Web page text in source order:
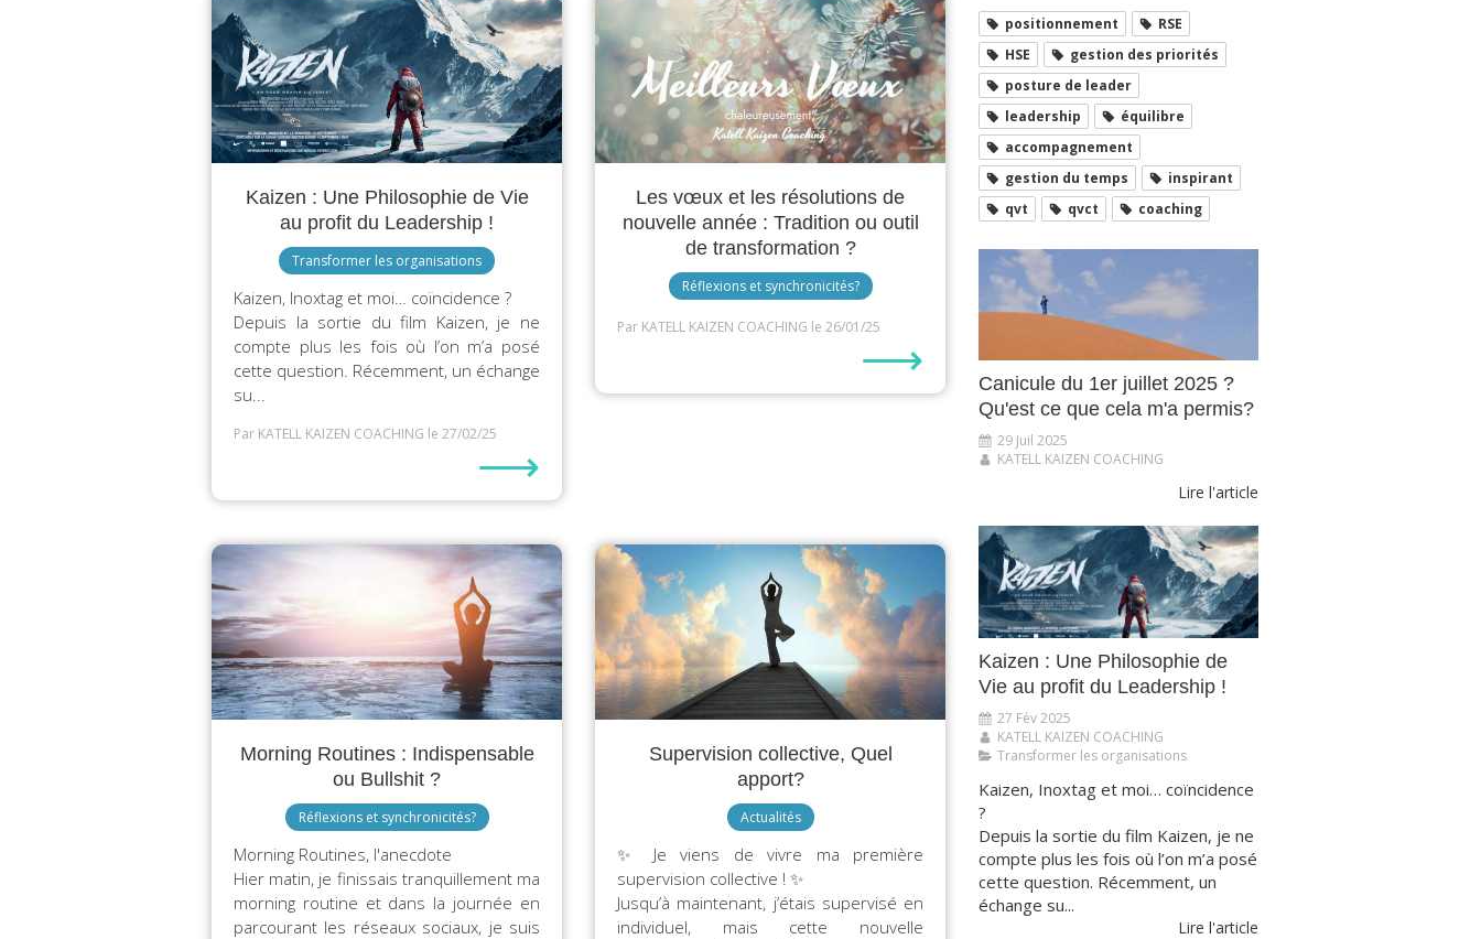
​​​​​​​Kaizen : Une Philosophie de Vie
au profit du Leadership !
Transformer les organisations
Kaizen, Inoxtag et moi… coïncidence ?
Depuis la sortie du film Kaizen, je ne
compte plus les fois où l’on m’a posé
cette question. Récemment, un échange
su...
Par KATELL KAIZEN COACHING le 27/02/25
⟶
Les vœux et les résolutions de
nouvelle année : Tradition ou outil
de transformation ?
Réflexions et synchronicités?
Par KATELL KAIZEN COACHING le 26/01/25
⟶
Morning Routines : Indispensable
ou Bullshit ?
Réflexions et synchronicités?
Morning Routines, l'anecdote
Hier matin, je finissais tranquillement ma
morning routine et dans la journée en
parcourant les réseaux sociaux, je suis
Supervision collective, Quel
apport?
Actualités
✨ Je viens de vivre ma première
supervision collective ! ✨
Jusqu’à maintenant, j’étais supervisé en
individuel, mais cette nouvelle
positionnement
RSE
HSE
gestion des priorités
posture de leader
leadership
équilibre
accompagnement
gestion du temps
inspirant
qvt
qvct coaching
Canicule du 1er juillet 2025 ?
Qu'est ce que cela m'a permis?
29 Juil 2025
KATELL KAIZEN COACHING
Lire l'article
​​​​​​​Kaizen : Une Philosophie de
Vie au profit du Leadership !
27 Fév 2025
KATELL KAIZEN COACHING
Transformer les organisations
Kaizen, Inoxtag et moi… coïncidence
?
Depuis la sortie du film Kaizen, je ne
compte plus les fois où l’on m’a posé
cette question. Récemment, un
échange su...
Lire l'article